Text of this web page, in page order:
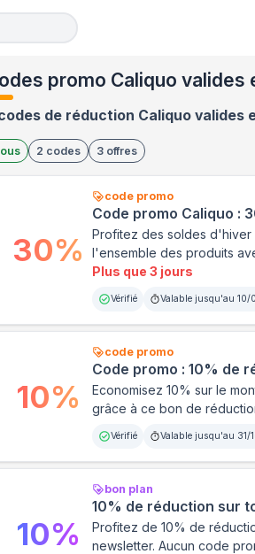
promo Caliquo valides
de réduction Caliquo valides
2 codes 3 offres
code promo
Code promo Caliquo :
Profitez des soldes d'hiver
l'ensemble des produits
Plus que 3 jours
Vérifié Valable jusqu'au 10/
30%
code promo
Code promo : 10% de
Economisez 10% sur le
grâce à ce bon de
Vérifié Valable jusqu'au 31/
10%
bon plan
10% de réduction sur
Profitez de 10% de
newsletter. Aucun code
10%